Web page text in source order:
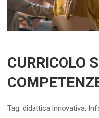
CURRICOLO
Tag: didattica innovativa,